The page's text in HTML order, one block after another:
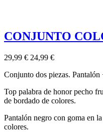
CONJUNTO
29,99 € 24,99 €
Conjunto dos piezas. Pantalón
Top palabra de honor pecho
de bordado de colores.
Pantalón negro con goma en
colores.